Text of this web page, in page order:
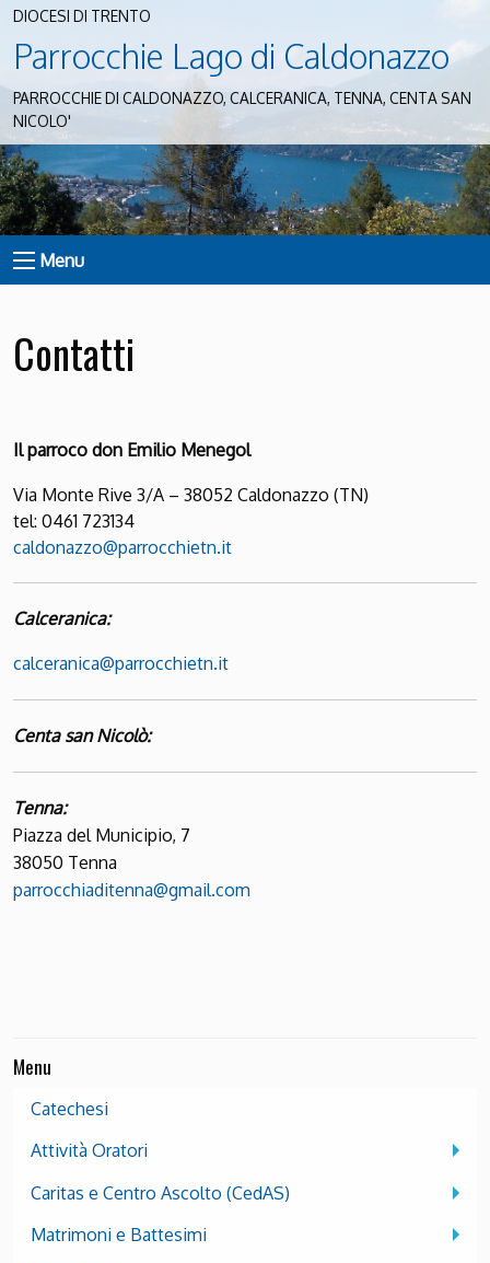
DIOCESI DI TRENTO
Parrocchie Lago di Caldonazzo
PARROCCHIE DI CALDONAZZO, CALCERANICA, TENNA, CENTA SAN
NICOLO'
Menu
Contatti
Il parroco don Emilio Menegol
Via Monte Rive 3/A – 38052 Caldonazzo (TN)
tel: 0461 723134
caldonazzo@parrocchietn.it
Calceranica:
calceranica@parrocchietn.it
Centa san Nicolò:
Tenna:
Piazza del Municipio, 7
38050 Tenna
parrocchiaditenna@gmail.com
Menu
Catechesi
Attività Oratori
Caritas e Centro Ascolto (CedAS)
Matrimoni e Battesimi